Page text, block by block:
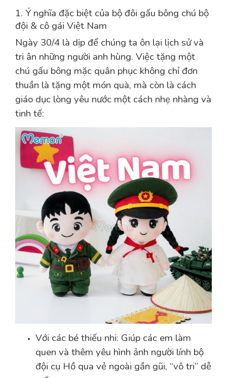
1. Ý nghĩa đặc biệt của bộ đôi gấu bông chú bộ
đội & cô gái Việt Nam
Ngày 30/4 là dịp để chúng ta ôn lại lịch sử và
tri ân những người anh hùng. Việc tặng một
chú gấu bông mặc quân phục không chỉ đơn
thuần là tặng một món quà, mà còn là cách
giáo dục lòng yêu nước một cách nhẹ nhàng và
tinh tế:
Với các bé thiếu nhi: Giúp các em làm
quen và thêm yêu hình ảnh người lính bộ
đội cụ Hồ qua vẻ ngoài gần gũi, “vô tri” dễ